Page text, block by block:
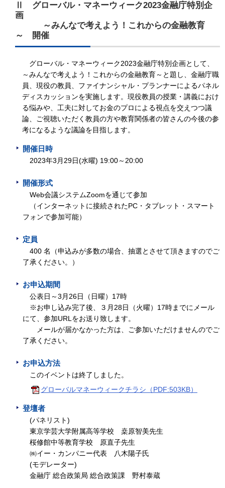
Ⅱ グローバル・マネーウィーク2023金融庁特別企
画
～みんなで考えよう！これからの金融教育
～ 開催
グローバル・マネーウィーク2023金融庁特別企画として、
～みんなで考えよう！これからの金融教育～と題し、金融庁職
員、現役の教員、ファイナンシャル・プランナーによるパネル
ディスカッションを実施します。現役教員の授業・講義におけ
る悩みや、工夫に対してお金のプロによる視点を交えつつ議
論、ご視聴いただく教員の方や教育関係者の皆さんの今後の参
考になるような議論を目指します。
開催日時
2023年3月29日(水曜) 19:00～20:00
開催形式
Web会議システムZoomを通じて参加
（インターネットに接続されたPC・タブレット・スマート
フォンで参加可能）
定員
400 名（申込みが多数の場合、抽選とさせて頂きますのでご
了承ください。）
お申込期間
公表日～3月26日（日曜）17時
※お申し込み完了後、３月28日（火曜）17時までにメール
にて、参加URLをお送り致します。
メールが届かなかった方は、ご参加いただけませんのでご
了承ください。
お申込方法
このイベントは終了しました。
グローバルマネーウィークチラシ（PDF:503KB）
登壇者
(パネリスト)
東京学芸大学附属高等学校 桒原智美先生
桜修館中等教育学校 原直子先生
㈱イー・カンパニー代表 八木陽子氏
(モデレーター)
金融庁 総合政策局 総合政策課 野村泰蔵